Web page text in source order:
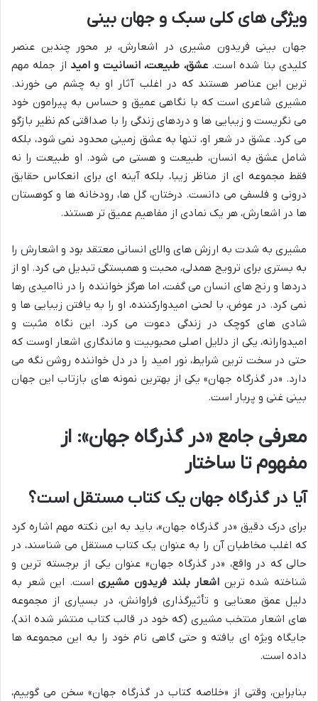
ویژگی های کلی سبک و جهان بینی
جهان بینی فریدون مشیری در اشعارش، بر محور چندین عنصر
کلیدی بنا شده است.عشق، طبیعت، انسانیت و امیداز جمله مهم
ترین این عناصر هستند که در اغلب آثار او به چشم می خورند.
مشیری شاعری است که با نگاهی عمیق و حساس به پیرامون خود
می نگریست و زیبایی ها و دردهای زندگی را با صداقتی کم نظیر بازگو
می کرد. عشق در شعر او، تنها به عشق زمینی محدود نمی شود، بلکه
شامل عشق به انسان، طبیعت و هستی می شود. او طبیعت را نه
فقط مجموعه ای از مناظر زیبا، بلکه آینه ای برای انعکاس حقایق
درونی و فلسفی می دانست. درختان، گل ها، رودخانه ها و کوهستان
ها در اشعارش، هر یک نمادی از مفاهیم عمیق تر هستند.
مشیری به شدت به ارزش های والای انسانی معتقد بود و اشعارش را
به بستری برای ترویج همدلی، محبت و همبستگی تبدیل می کرد. او از
دردها و رنج های انسان می گفت، اما هرگز خواننده را در ناامیدی رها
نمی کرد. در عوض، با لحنی امیدوارکننده، او را به یافتن زیبایی ها و
شادی های کوچک در زندگی دعوت می کرد. این نگاه مثبت و
امیدوارانه، یکی از دلایل اصلی محبوبیت و ماندگاری اشعار اوست که
حتی در سخت ترین شرایط، نور امید را در دل خواننده روشن نگه می
دارد. «در گذرگاه جهان» یکی از بهترین نمونه های بازتاب این جهان
بینی غنی و پربار است.
معرفی جامع «در گذرگاه جهان»: از
مفهوم تا ساختار
آیا در گذرگاه جهان یک کتاب مستقل است؟
برای درک دقیق «در گذرگاه جهان»، باید به این نکته مهم اشاره کرد
که اغلب مخاطبان آن را به عنوان یک کتاب مستقل می شناسند، در
حالی که در واقع، «در گذرگاه جهان» عنوان یکی از برجسته ترین و
شناخته شده ترین اشعار بلند فریدون مشیریاست. این شعر به
دلیل عمق معنایی و تأثیرگذاری فراوانش، در بسیاری از مجموعه
های اشعار منتخب مشیری (که خود در قالب کتاب منتشر شده اند)،
جایگاه ویژه ای یافته و حتی گاهی نام خود را به این مجموعه ها
داده است.
بنابراین، وقتی از «خلاصه کتاب در گذرگاه جهان» سخن می گوییم،